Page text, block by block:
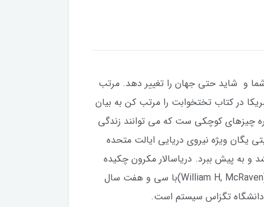
و شاید حتی جهان را تغییر دهد. مرتب
در کتاب تختخوابت را مرتب کن به بیان
چیزهای کوچکی ست که می توانند زندگی
از اصول رفتاری و تربیتی یگان ویژه نیروی دریایی ایالت متحده
و به پیش ببرد. دریاسالار مکرون چکیده
این کتاب را در قالب سخنرانی جشن دانش آموختگی دانشگاه تگزاس انجام داده است. فرمانده ویلیام اچ. مگربون (William H, McRaven)با سی و هفت سال
دانشگاه تگزاس سیستم است.